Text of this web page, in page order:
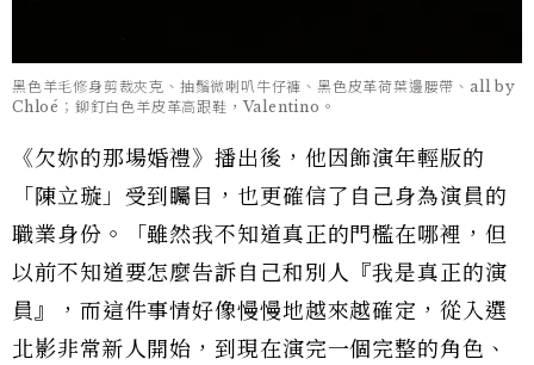
黑色羊毛修身剪裁夾克、抽鬚微喇叭牛仔褲、黑色皮革荷葉邊腰帶、all by
Chloé；鉚釘白色羊皮革高跟鞋，Valentino。
《欠妳的那場婚禮》播出後，他因飾演年輕版的
「陳立璇」受到矚目，也更確信了自己身為演員的
職業身份。「雖然我不知道真正的門檻在哪裡，但
以前不知道要怎麼告訴自己和別人『我是真正的演
員』，而這件事情好像慢慢地越來越確定，從入選
北影非常新人開始，到現在演完一個完整的角色、